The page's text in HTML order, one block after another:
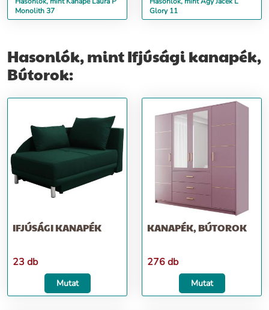
Monolith 37
Glory 11
Hasonlók, mint Ifjúsági kanapék,
Bútorok:
IFJÚSÁGI KANAPÉK
23 db
Mutat
KANAPÉK, BÚTOROK
276 db
Mutat